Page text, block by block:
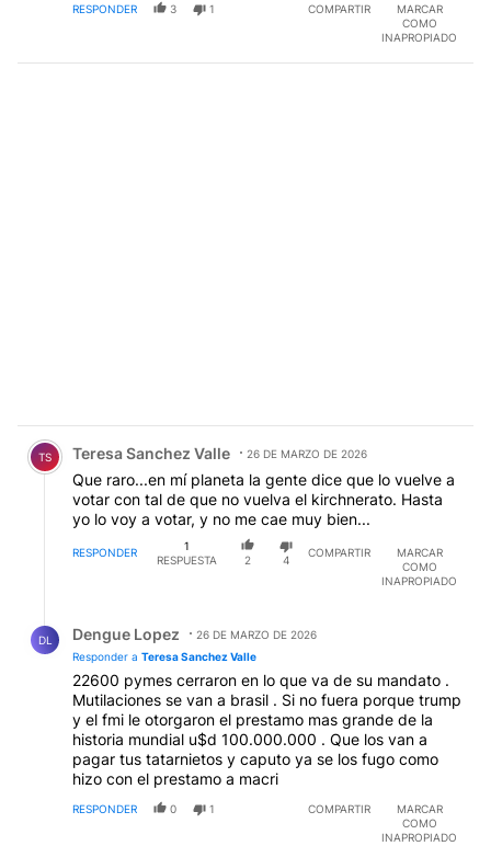
importados, motocierra en el estado, etc. ). Meloni
similares polìticas, en este momento en Italia hay
RESPONDER 3 1 COMPARTIR
MARCAR
COMO
INAPROPIADO
Comentario de Teresa Sanchez Valle.
TS Teresa Sanchez Valle 26 DE MARZO DE 2026
Que raro...en mí planeta la gente dice que lo vuelve a
votar con tal de que no vuelva el kirchnerato. Hasta
yo lo voy a votar, y no me cae muy bien...
RESPONDER
1
RESPUESTA
2 4
COMPARTIR
MARCAR
COMO
INAPROPIADO
DL Dengue Lopez
26 DE MARZO DE 2026
Responder a Teresa Sanchez Valle
22600 pymes cerraron en lo que va de su mandato .
Mutilaciones se van a brasil . Si no fuera porque trump
y el fmi le otorgaron el prestamo mas grande de la
historia mundial u$d 100.000.000 . Que los van a
pagar tus tatarnietos y caputo ya se los fugo como
hizo con el prestamo a macri
RESPONDER 0 1 COMPARTIR
MARCAR
COMO
INAPROPIADO